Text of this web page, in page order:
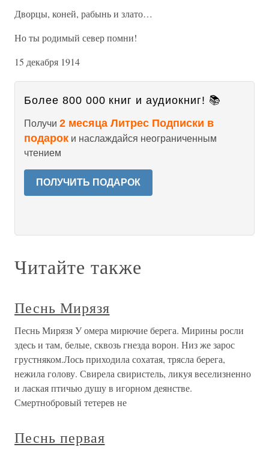
Дворцы, коней, рабынь и злато…
Но ты родимый север помни!
15 декабря 1914
Более 800 000 книг и аудиокниг! 📚
Получи 2 месяца Литрес Подписки в
подарок и наслаждайся неограниченным
чтением
ПОЛУЧИТЬ ПОДАРОК
Читайте также
Песнь Мирязя
Песнь Мирязя У омера мирючие берега. Мирины росли
здесь и там, белые, сквозь гнезда ворон. Низ же зарос
грустняком.Лось приходила сохатая, трясла берега,
нежила голову. Свирела свиристель, ликуя веселизненно
и лаская птичью душу в игорном деянстве.
Смертнобровый тетерев не
Песнь первая